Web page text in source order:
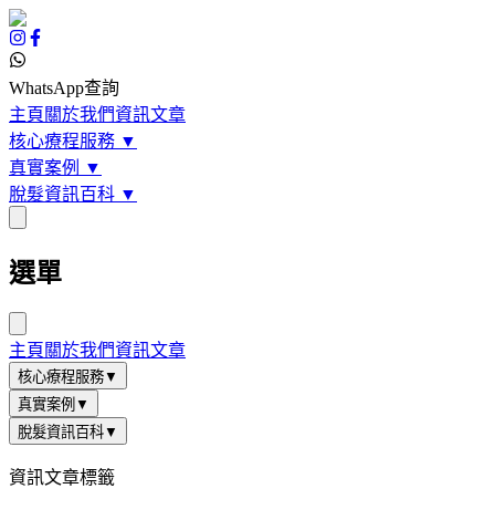
WhatsApp查詢
主頁 關於我們資訊文章
核心療程服務 ▼
真實案例
▼
脫髮資訊百科 ▼
選單
主頁 關於我們資訊文章
核心療程服務▼
真實案例 ▼
脫髮資訊百科▼
資訊文章標籤